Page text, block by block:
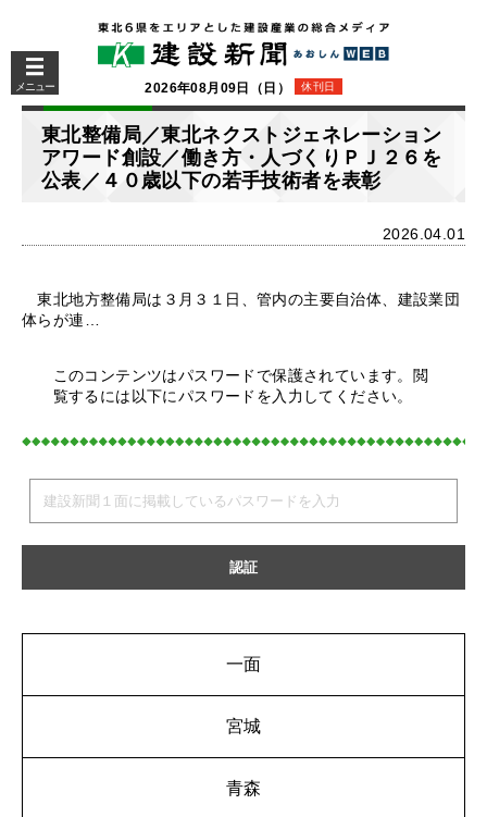
メニュー 2026年08月09日（日） 休刊日
東北整備局／東北ネクストジェネレーション
アワード創設／働き方・人づくりＰＪ２６を
公表／４０歳以下の若手技術者を表彰
2026.04.01
東北地方整備局は３月３１日、管内の主要自治体、建設業団
体らが連…
このコンテンツはパスワードで保護されています。閲
覧するには以下にパスワードを入力してください。
一面
宮城
青森